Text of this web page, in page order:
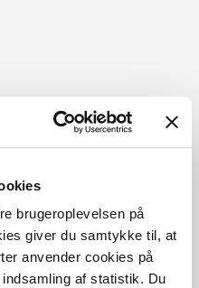
brugeroplevelsen på
giver du samtykke til, at
anvender cookies på
af statistik. Du
barn, Flergangsadoptanter
godkende et ansøgerpar
0-84 måneder.
godkendt som adoptanter
Samrådets afslag på at